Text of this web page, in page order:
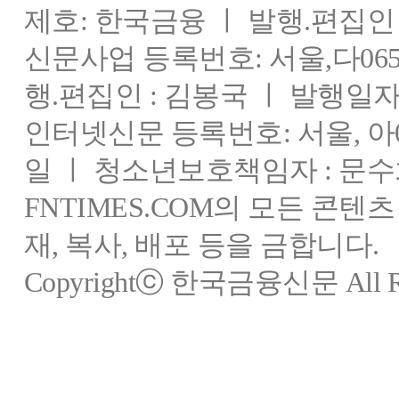
제호: 한국금융 ㅣ 발행.편집
신문사업 등록번호: 서울,다
행.편집인 : 김봉국 ㅣ 발행일
인터넷신문 등록번호: 서울,
일 ㅣ 청소년보호책임자 : 문
FNTIMES.COM의 모든 콘텐
재, 복사, 배포 등을 금합니다.
Copyrightⓒ 한국금융신문 All